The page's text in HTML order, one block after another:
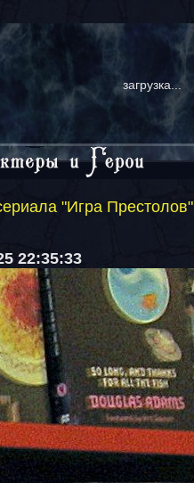
загрузка...
"Игра Престолов"
22:35:33